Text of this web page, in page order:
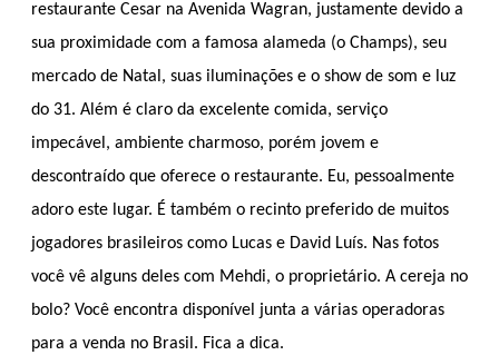
restaurante Cesar na Avenida Wagran, justamente devido a
sua proximidade com a famosa alameda (o Champs), seu
mercado de Natal, suas iluminações e o show de som e luz
do 31. Além é claro da excelente comida, serviço
impecável, ambiente charmoso, porém jovem e
descontraído que oferece o restaurante. Eu, pessoalmente
adoro este lugar. É também o recinto preferido de muitos
jogadores brasileiros como Lucas e David Luís. Nas fotos
você vê alguns deles com Mehdi, o proprietário. A cereja no
bolo? Você encontra disponível junta a várias operadoras
para a venda no Brasil. Fica a dica.